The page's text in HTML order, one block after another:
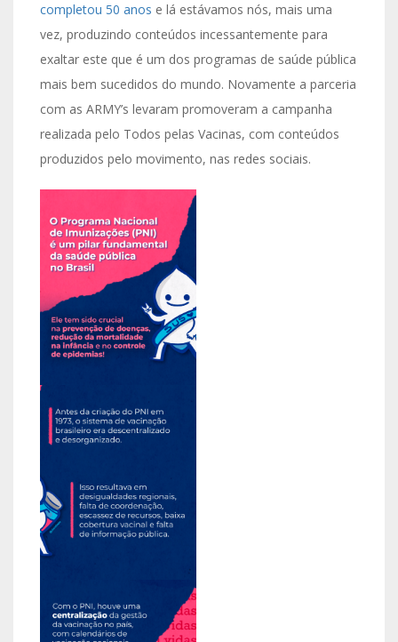
completou 50 anos e lá estávamos nós, mais uma
vez, produzindo conteúdos incessantemente para
exaltar este que é um dos programas de saúde pública
mais bem sucedidos do mundo. Novamente a parceria
com as ARMY’s levaram promoveram a campanha
realizada pelo Todos pelas Vacinas, com conteúdos
produzidos pelo movimento, nas redes sociais.